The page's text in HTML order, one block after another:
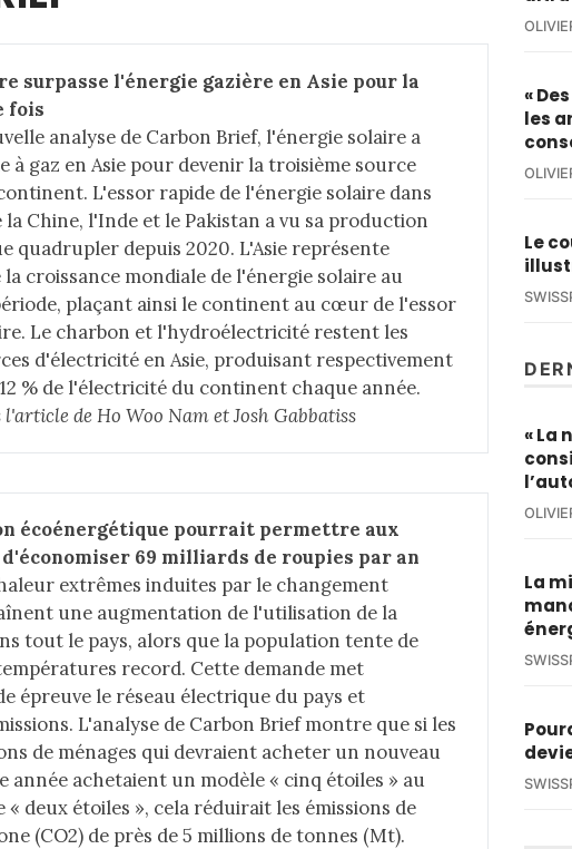
surpasse l'énergie gazière en Asie pour la
fois
analyse de Carbon Brief, l'énergie solaire a
à gaz en Asie pour devenir la troisième source
L'essor rapide de l'énergie solaire dans
la Chine, l'Inde et le Pakistan a vu sa production
quadrupler depuis 2020. L'Asie représente
croissance mondiale de l'énergie solaire au
plaçant ainsi le continent au cœur de l'essor
Le charbon et l'hydroélectricité restent les
d'électricité en Asie, produisant respectivement
% de l'électricité du continent chaque année.
l'article de Ho Woo Nam et Josh Gabbatiss
écoénergétique pourrait permettre aux
69 milliards de roupies par an
extrêmes induites par le changement
une augmentation de l'utilisation de la
tout le pays, alors que la population tente de
record. Cette demande met
épreuve le réseau électrique du pays et
L'analyse de Carbon Brief montre que si les
de ménages qui devraient acheter un nouveau
année achetaient un modèle « cinq étoiles » au
« deux étoiles », cela réduirait les émissions de
(CO2) de près de 5 millions de tonnes (Mt).
«
les
Le
« La
La